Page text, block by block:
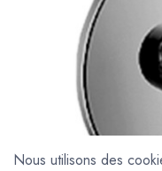
Nous utilisons des